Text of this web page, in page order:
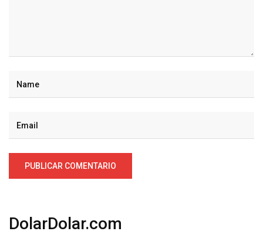
DolarDolar.com